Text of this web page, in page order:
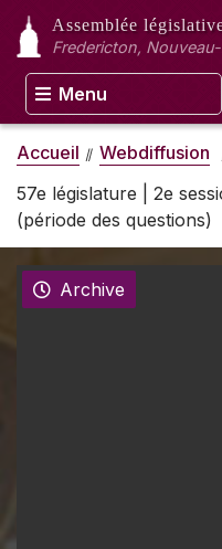
Assemblée
Fredericton,
Menu
Accueil
Webdiffusion
57e législature | 2e
(période des questions)
Archive